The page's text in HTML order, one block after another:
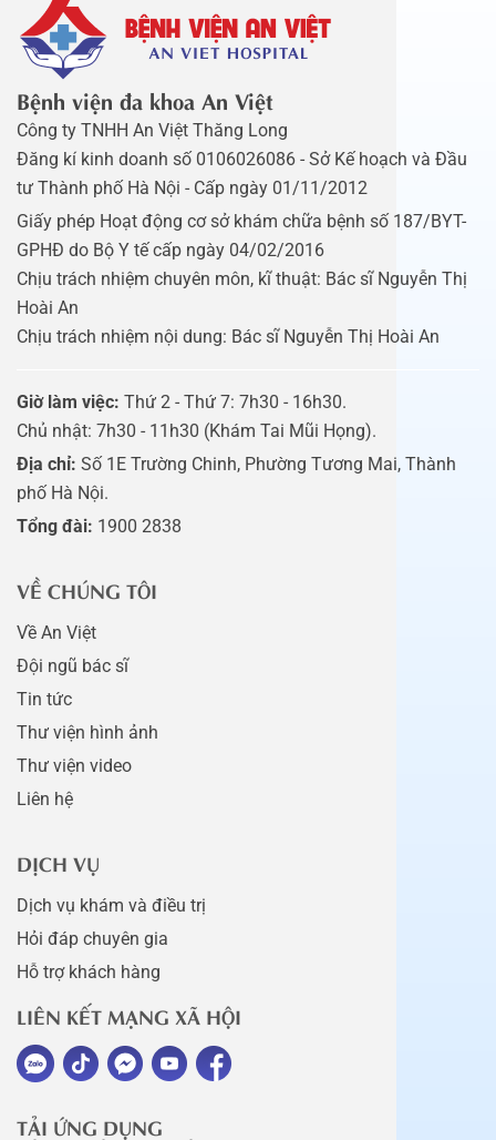
Bệnh viện đa khoa An Việt
Công ty TNHH An Việt Thăng Long
Đăng kí kinh doanh số 0106026086 - Sở Kế hoạch và Đầu
tư Thành phố Hà Nội - Cấp ngày 01/11/2012
Giấy phép Hoạt động cơ sở khám chữa bệnh số 187/BYT-
GPHĐ do Bộ Y tế cấp ngày 04/02/2016
Chịu trách nhiệm chuyên môn, kĩ thuật: Bác sĩ Nguyễn Thị
Hoài An
Chịu trách nhiệm nội dung: Bác sĩ Nguyễn Thị Hoài An
Giờ làm việc: Thứ 2 - Thứ 7: 7h30 - 16h30.
Chủ nhật: 7h30 - 11h30 (Khám Tai Mũi Họng).
Địa chỉ: Số 1E Trường Chinh, Phường Tương Mai, Thành
phố Hà Nội.
Tổng đài: 1900 2838
VỀ CHÚNG TÔI
Về An Việt
Đội ngũ bác sĩ
Tin tức
Thư viện hình ảnh
Thư viện video
Liên hệ
DỊCH VỤ
Dịch vụ khám và điều trị
Hỏi đáp chuyên gia
Hỗ trợ khách hàng
LIÊN KẾT MẠNG XÃ HỘI
TẢI ỨNG DỤNG